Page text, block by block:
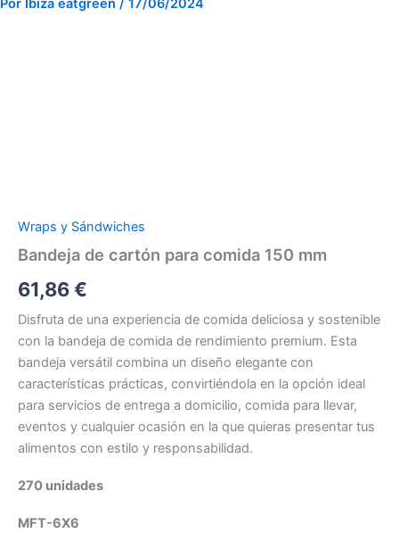
Por Ibiza eatgreen / 17/06/2024
Wraps y Sándwiches
Bandeja de cartón para comida 150 mm
61,86€
Disfruta de una experiencia de comida deliciosa y sostenible
con la bandeja de comida de rendimiento premium. Esta
bandeja versátil combina un diseño elegante con
características prácticas, convirtiéndola en la opción ideal
para servicios de entrega a domicilio, comida para llevar,
eventos y cualquier ocasión en la que quieras presentar tus
alimentos con estilo y responsabilidad.
270 unidades
MFT-6X6